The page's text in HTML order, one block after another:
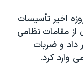
همچنین در جریان جنگ ۱۲ روزه اخیر تأسیسات
مقامات نظامی
داد و ضربات
وارد کرد.